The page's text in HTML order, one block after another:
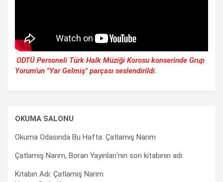
ODTÜ Personeli Türk Halk Müziği Korosu konserinde Grup
Yorum'un "Yar Gelmiş" parçası seslendirildi.
OKUMA SALONU
Okuma Odasında Bu Hafta: Çatlamış Narım
Çatlamış Narım, Boran Yayınları'nın son kitabının adı.
Kitabın Adı: Çatlamış Narım